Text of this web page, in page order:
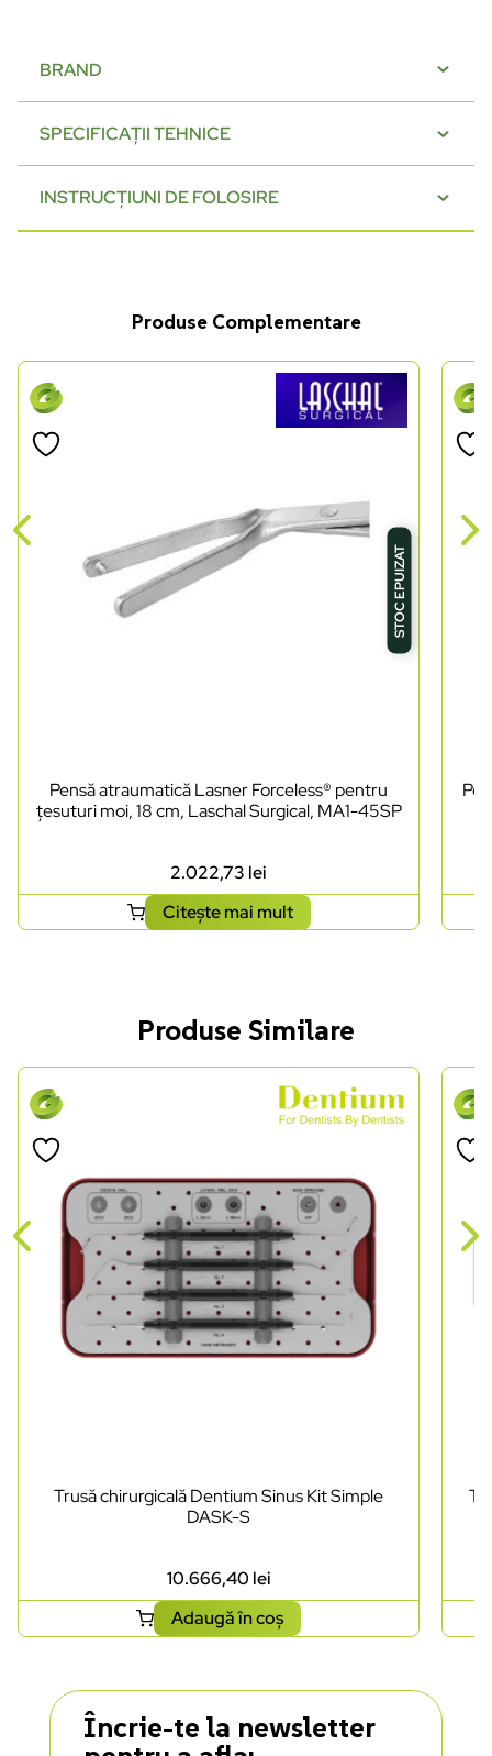
BRAND
SPECIFICAȚII TEHNICE
INSTRUCȚIUNI DE FOLOSIRE
Produse Complementare
STOC EPUIZAT
Pensă atraumatică Lasner Forceless® pentru
țesuturi moi, 18 cm, Laschal Surgical, MA1-45SP
2.022,73 lei
Citește mai mult
Produse Similare
Trusă chirurgicală Dentium Sinus Kit Simple
DASK-S
10.666,40 lei
Adaugă în coș
Încrie-te la newsletter